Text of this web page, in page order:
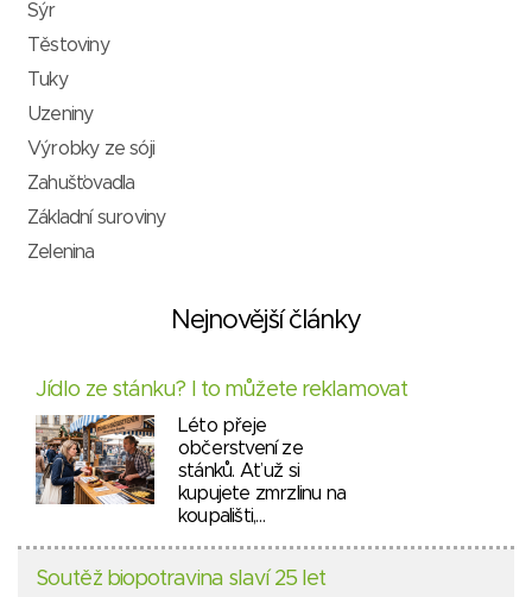
Sýr
Těstoviny
Tuky
Uzeniny
Výrobky ze sóji
Zahušťovadla
Základní suroviny
Zelenina
Nejnovější články
Jídlo ze stánku? I to můžete reklamovat
Léto přeje
občerstvení ze
stánků. Ať už si
kupujete zmrzlinu na
koupališti,…
Soutěž biopotravina slaví 25 let